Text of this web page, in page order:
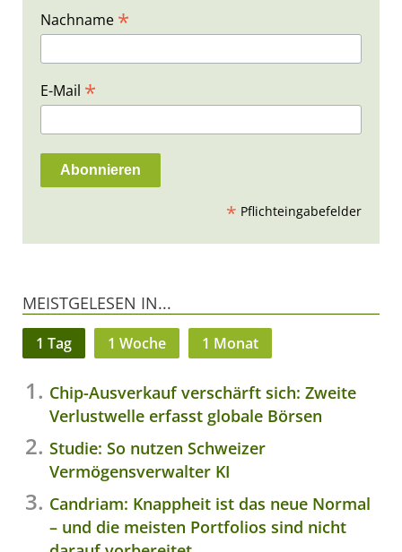
Nachname *
E-Mail *
* Pflichteingabefelder
MEISTGELESEN IN...
1 Tag 1 Woche 1 Monat
Chip-Ausverkauf verschärft sich: Zweite
Verlustwelle erfasst globale Börsen
Studie: So nutzen Schweizer
Vermögensverwalter KI
Candriam: Knappheit ist das neue Normal
– und die meisten Portfolios sind nicht